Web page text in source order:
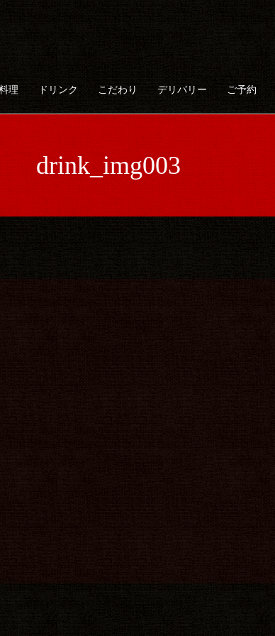
理 ドリンク こだわり デリバリー ご予約
drink_img003